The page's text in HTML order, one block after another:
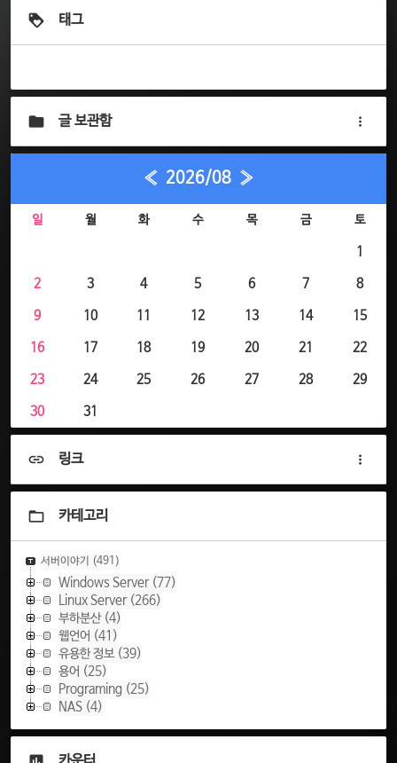
태그
글 보관함
« 2026/08 »
일 월 화 수 목 금 토
1
2 3 4 5 6 7 8
9 10 11 12 13 14 15
16 17 18 19 20 21 22
23 24 25 26 27 28 29
30 31
링크
카테고리
서버이야기 (491)
Windows Server(77)
Linux Server(266)
부하분산(4)
웹언어 (41)
유용한 정보(39)
용어 (25)
Programing (25)
NAS (4)